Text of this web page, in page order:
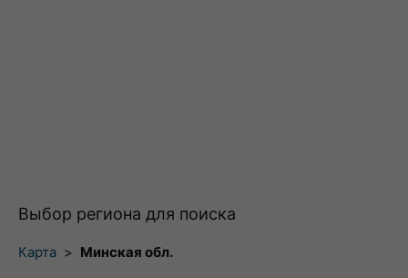
Выбор региона для поиска
Карта > Минская обл.